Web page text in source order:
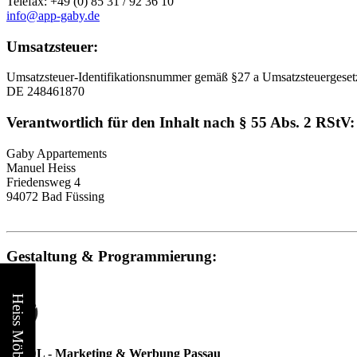
info@app-gaby.de
Umsatzsteuer:
Umsatzsteuer-Identifikationsnummer gemäß §27 a
DE 248461870
Verantwortlich für den Inhalt nach § 55 Abs. 2 RStV:
Gaby Appartements
Manuel Heiss
Friedensweg 4
94072 Bad Füssing
Gestaltung & Programmierung:
SEIDL - Marketing & Werbung Passau